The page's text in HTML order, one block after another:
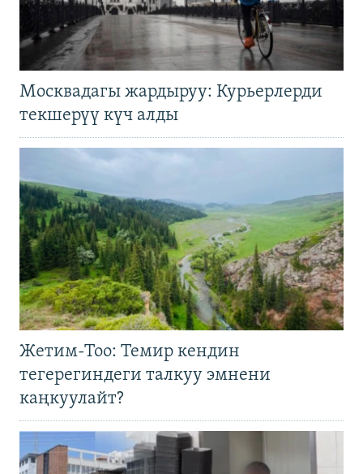
Москвадагы жардыруу: Курьерлерди
текшерүү күч алды
Жетим-Тоо: Темир кендин
тегерегиндеги талкуу эмнени
каңкуулайт?